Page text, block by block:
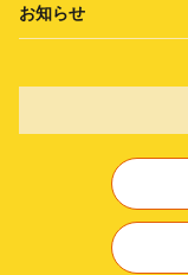
お知らせ